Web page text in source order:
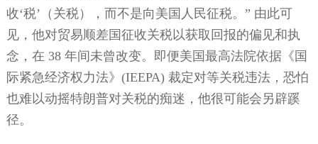
收‘税’（关税），而不是向美国人民征税。” 由此可
见，他对贸易顺差国征收关税以获取回报的偏见和执
念，在 38 年间未曾改变。即便美国最高法院依据《国
际紧急经济权力法》 (IEEPA) 裁定对等关税违法，恐怕
也难以动摇特朗普对关税的痴迷，他很可能会另辟蹊
径。